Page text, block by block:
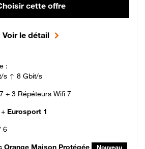
cette offre
Voir le détail
:
s ↑ 8 Gbit/s
+ 3 Répéteurs Wifi 7
Eurosport 1
6
Orange Maison Protégée Nouveau